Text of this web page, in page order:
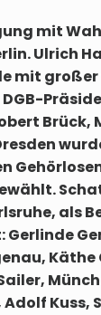
mit
Ulrich
mit
Brück,
als
Käthe
Kuss,